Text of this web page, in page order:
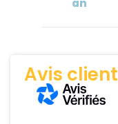
an
Avis client